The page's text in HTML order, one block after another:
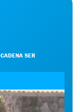
CADENA SER